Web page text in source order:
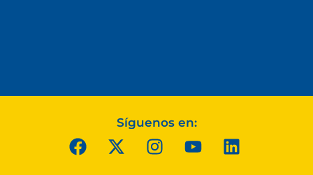
Síguenos en: